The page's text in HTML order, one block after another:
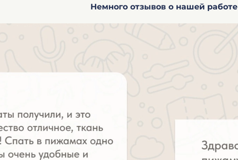
Немного отзывов о нашей работе